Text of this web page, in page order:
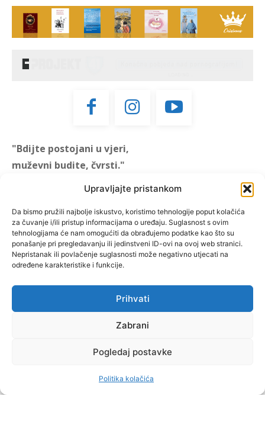
Upravljajte pristankom
Da bismo pružili najbolje iskustvo, koristimo tehnologije poput kolačića
za čuvanje i/ili pristup informacijama o uređaju. Suglasnost s ovim
tehnologijama će nam omogućiti da obrađujemo podatke kao što su
ponašanje pri pregledavanju ili jedinstveni ID-ovi na ovoj web stranici.
Nepristanak ili povlačenje suglasnosti može negativno utjecati na
određene karakteristike i funkcije.
Prihvati
Zabrani
Pogledaj postavke
Politika kolačića
"Bdijte postojani u vjeri,
muževni budite, čvrsti."
"Muževni budite" prvi je
hrvatski portal za katoličke
muškarce koji pokušava
reafirmirati u današnje
vrijeme itekako narušen
biblijski koncept muževnosti,
koji pokušavamo osvijetliti iz
više aspekata, prigodnih
rubrika i poticajnih inicijativa.